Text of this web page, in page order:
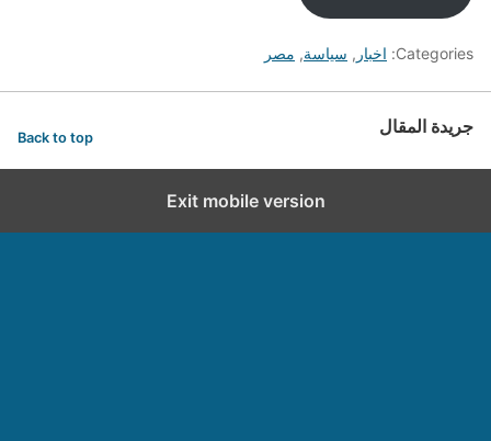
Categories: اخبار , سياسة, مصر
جريدة المقال Back to top
Exit mobile version